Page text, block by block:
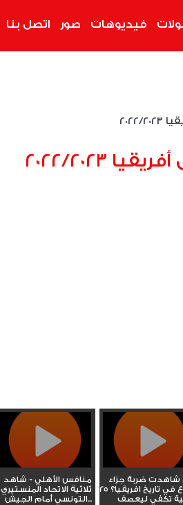
فيديوهات صور اتصل بنا
2023
2023
ضربة جزاء
أسرع في تاريخ افريقيا؟ 25
منافس الأهلي - شاهد
ثلاثية الاتحاد المنستيري
التونسي أمام الجيش...